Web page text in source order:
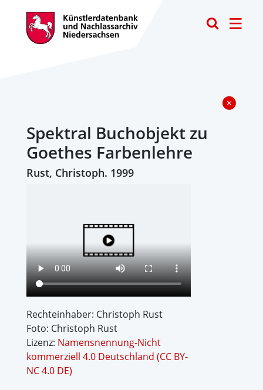
Spektral Buchobjekt zu
Goethes Farbenlehre
Rust, Christoph. 1999
Rechteinhaber: Christoph Rust
Foto: Christoph Rust
Lizenz: Namensnennung-Nicht
kommerziell 4.0 Deutschland (CC BY-
NC 4.0 DE)